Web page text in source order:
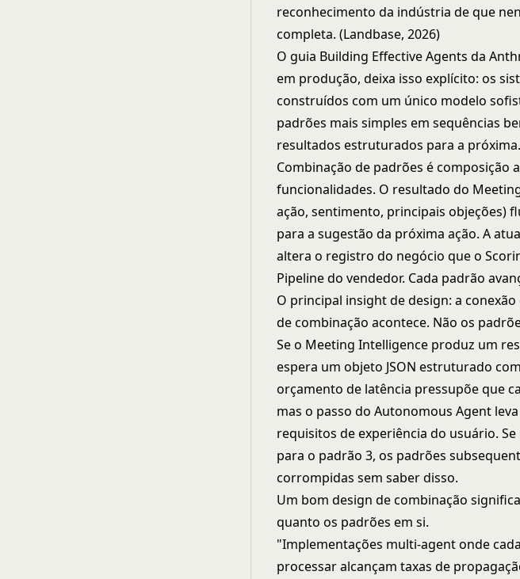
reconhecimento da indústria de que
completa. (Landbase, 2026)
O guia Building Effective Agents da
em produção, deixa isso explícito: os
construídos com um único modelo
padrões mais simples em sequências
resultados estruturados para a próxima.
Combinação de padrões é
funcionalidades. O resultado do
ação, sentimento, principais objeções)
para a sugestão da próxima ação. A
altera o registro do negócio que o
Pipeline do vendedor. Cada padrão
O principal insight de design: a
de combinação acontece. Não os
Se o Meeting Intelligence produz um
espera um objeto JSON estruturado
orçamento de latência pressupõe que
mas o passo do Autonomous Agent
requisitos de experiência do usuário.
para o padrão 3, os padrões
corrompidas sem saber disso.
Um bom design de combinação
quanto os padrões em si.
"Implementações multi-agent onde
processar alcançam taxas de